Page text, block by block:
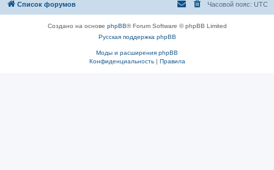
Список форумов Часовой пояс: UTC
Создано на основе phpBB® Forum Software © phpBB Limited
Русская поддержка phpBB
Моды и расширения phpBB
Конфиденциальность| Правила